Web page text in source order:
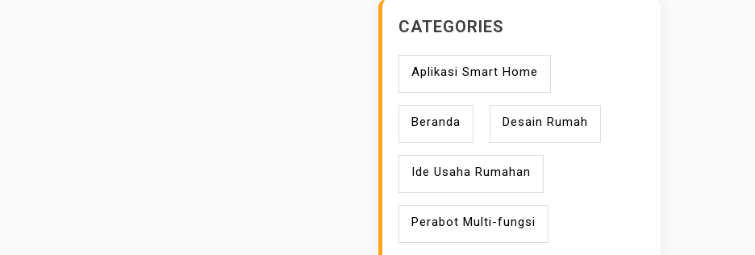
CATEGORIES
Aplikasi Smart Home
Beranda Desain Rumah
Ide Usaha Rumahan
Perabot Multi-fungsi